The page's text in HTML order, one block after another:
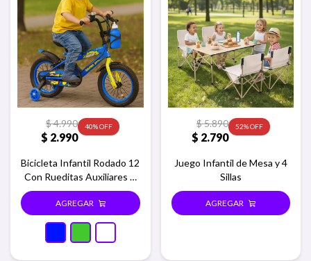
$ 2.990
$4.990 40
Bicicleta Infantil Rodado 12
Con Rueditas Auxiliares Y
Portabotellas Blanco - Azul
$ 2.790
$5.890 52
Juego Infantil de Mesa y 4
Sillas